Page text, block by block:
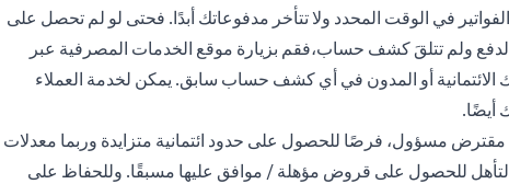
في الوقت المحدد ولا تتأخر مدفوعاتك أبدًا. فحتى لو لم تحصل على
ولم تتلقَ كشف حساب،فقم بزيارة موقع الخدمات المصرفية عبر
الائتمانية أو المدون في أي كشف حساب سابق. يمكن لخدمة العملاء
أيضًا.
مقترض مسؤول، فرصًا للحصول على حدود ائتمانية متزايدة وربما معدلات
التأهل للحصول على قروض مؤهلة / موافق عليها مسبقًا. وللحفاظ على